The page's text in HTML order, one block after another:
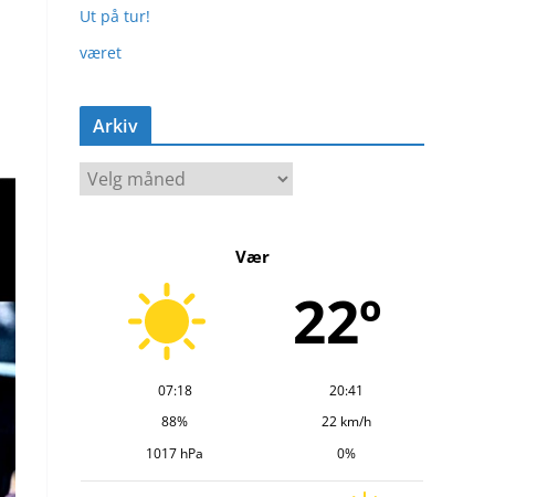
Ut på tur!
været
Arkiv
A
r
Vær
22º
07:18
20:41
88%
22 km/h
1017 hPa
0%